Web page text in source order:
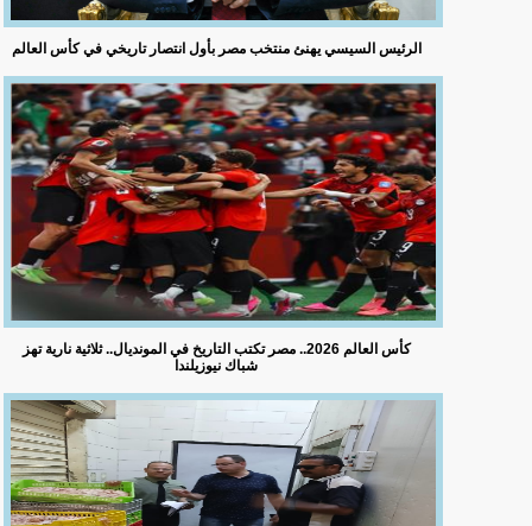
الرئيس السيسي يهنئ منتخب مصر بأول انتصار تاريخي في كأس العالم
كأس العالم 2026.. مصر تكتب التاريخ في المونديال.. ثلاثية نارية تهز
شباك نيوزيلندا